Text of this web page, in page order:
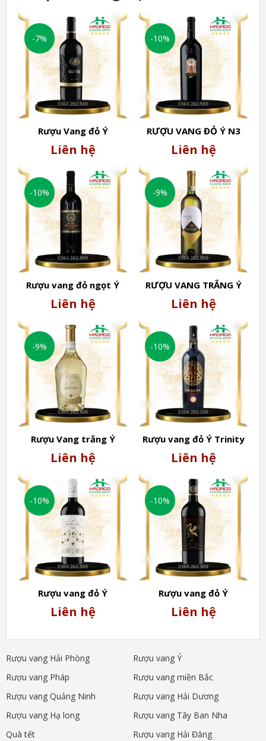
Vang Piano Chiuso
Mua rượu vang tại Hải Phòng ở đâu uy
tín, chất lượng, giá tốt nhất?
cho quý khách hàng những sản phẩm rượu vang hảo
hạng với giá ưu đãi nhất thị trường.
- Mua càng nhiều - ưu đãi càng lớn.
- Hân hạnh được phục vụ quý khách!
-7%
Rượu Vang đỏ Ý
VALKYRIE (19º)
Liên hệ
-10%
RƯỢU VANG ĐỎ Ý N3
OPERA VINUM ITALICUM
Liên hệ
-10%
Rượu vang đỏ ngọt Ý
KING VITTORIO (10º)
Liên hệ
-9%
RƯỢU VANG TRẮNG Ý
MOSCATO D’ASTI (5,5%)
Liên hệ
-9%
Rượu Vang trắng Ý
MOSCATO DOLCE (4,5º)
Liên hệ
-10%
Rượu vang đỏ Ý Trinity
Primitivo Manduria
Liên hệ
-10%
Rượu vang đỏ Ý
NUMERO UNO 14.5%
Liên hệ
-10%
Rượu vang đỏ Ý
BRACCIANTE 14.5%
Liên hệ
Rượu vang Hải Phòng
Rượu vang Ý
Rượu vang Pháp
Rượu vang miền Bắc
Rượu vang Quảng Ninh
Rượu vang Hải Dương
Rượu vang Hạ long
Rượu vang Tây Ban Nha
Quà tết
Rượu vang Hải Đăng